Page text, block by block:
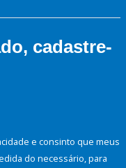
cadastre-
e consinto que meus
do necessário, para